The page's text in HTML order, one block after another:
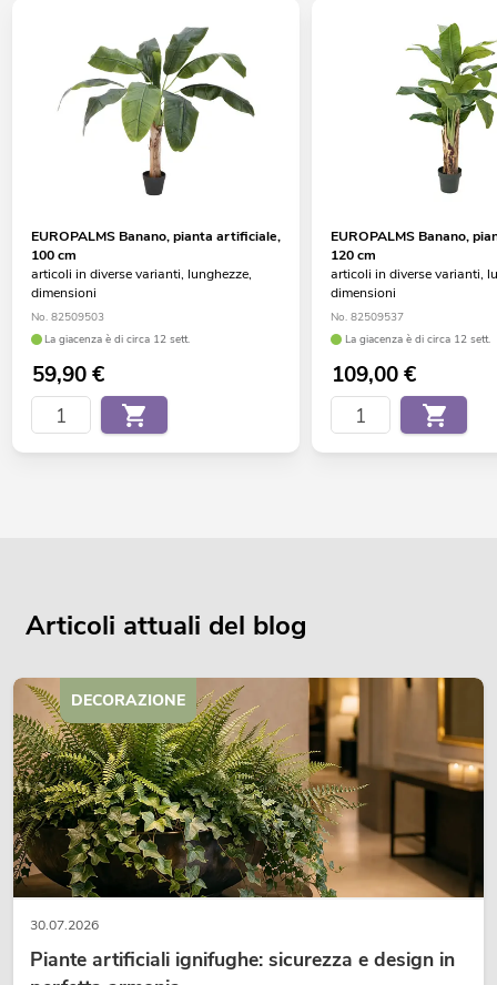
EUROPALMS Banano, pianta artificiale,
100 cm
articoli in diverse varianti, lunghezze,
dimensioni
No. 82509503
La giacenza è di circa 12 sett.
59,90€
EUROPALMS Banano,
120 cm
articoli in diverse varianti,
dimensioni
No. 82509537
La giacenza è di circa 12 sett.
109,00€
Articoli attuali del blog
30.07.2026
Piante artificiali ignifughe: sicurezza e design in
DECORAZIONE